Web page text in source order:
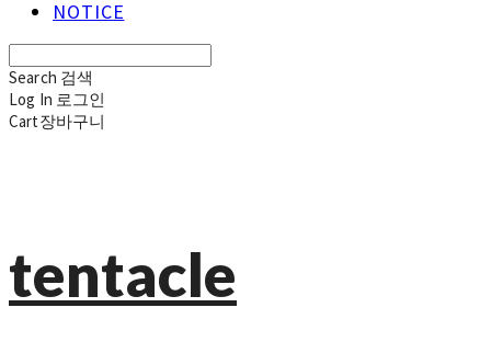
NOTICE
Search 검색
Log In 로그인
Cart장바구니
tentacle